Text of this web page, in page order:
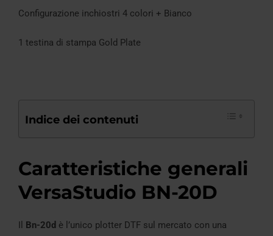
Configurazione inchiostri 4 colori + Bianco
1 testina di stampa Gold Plate
Indice dei contenuti
Caratteristiche generali
VersaStudio BN-20D
Il Bn-20d è l’unico plotter DTF sul mercato con una